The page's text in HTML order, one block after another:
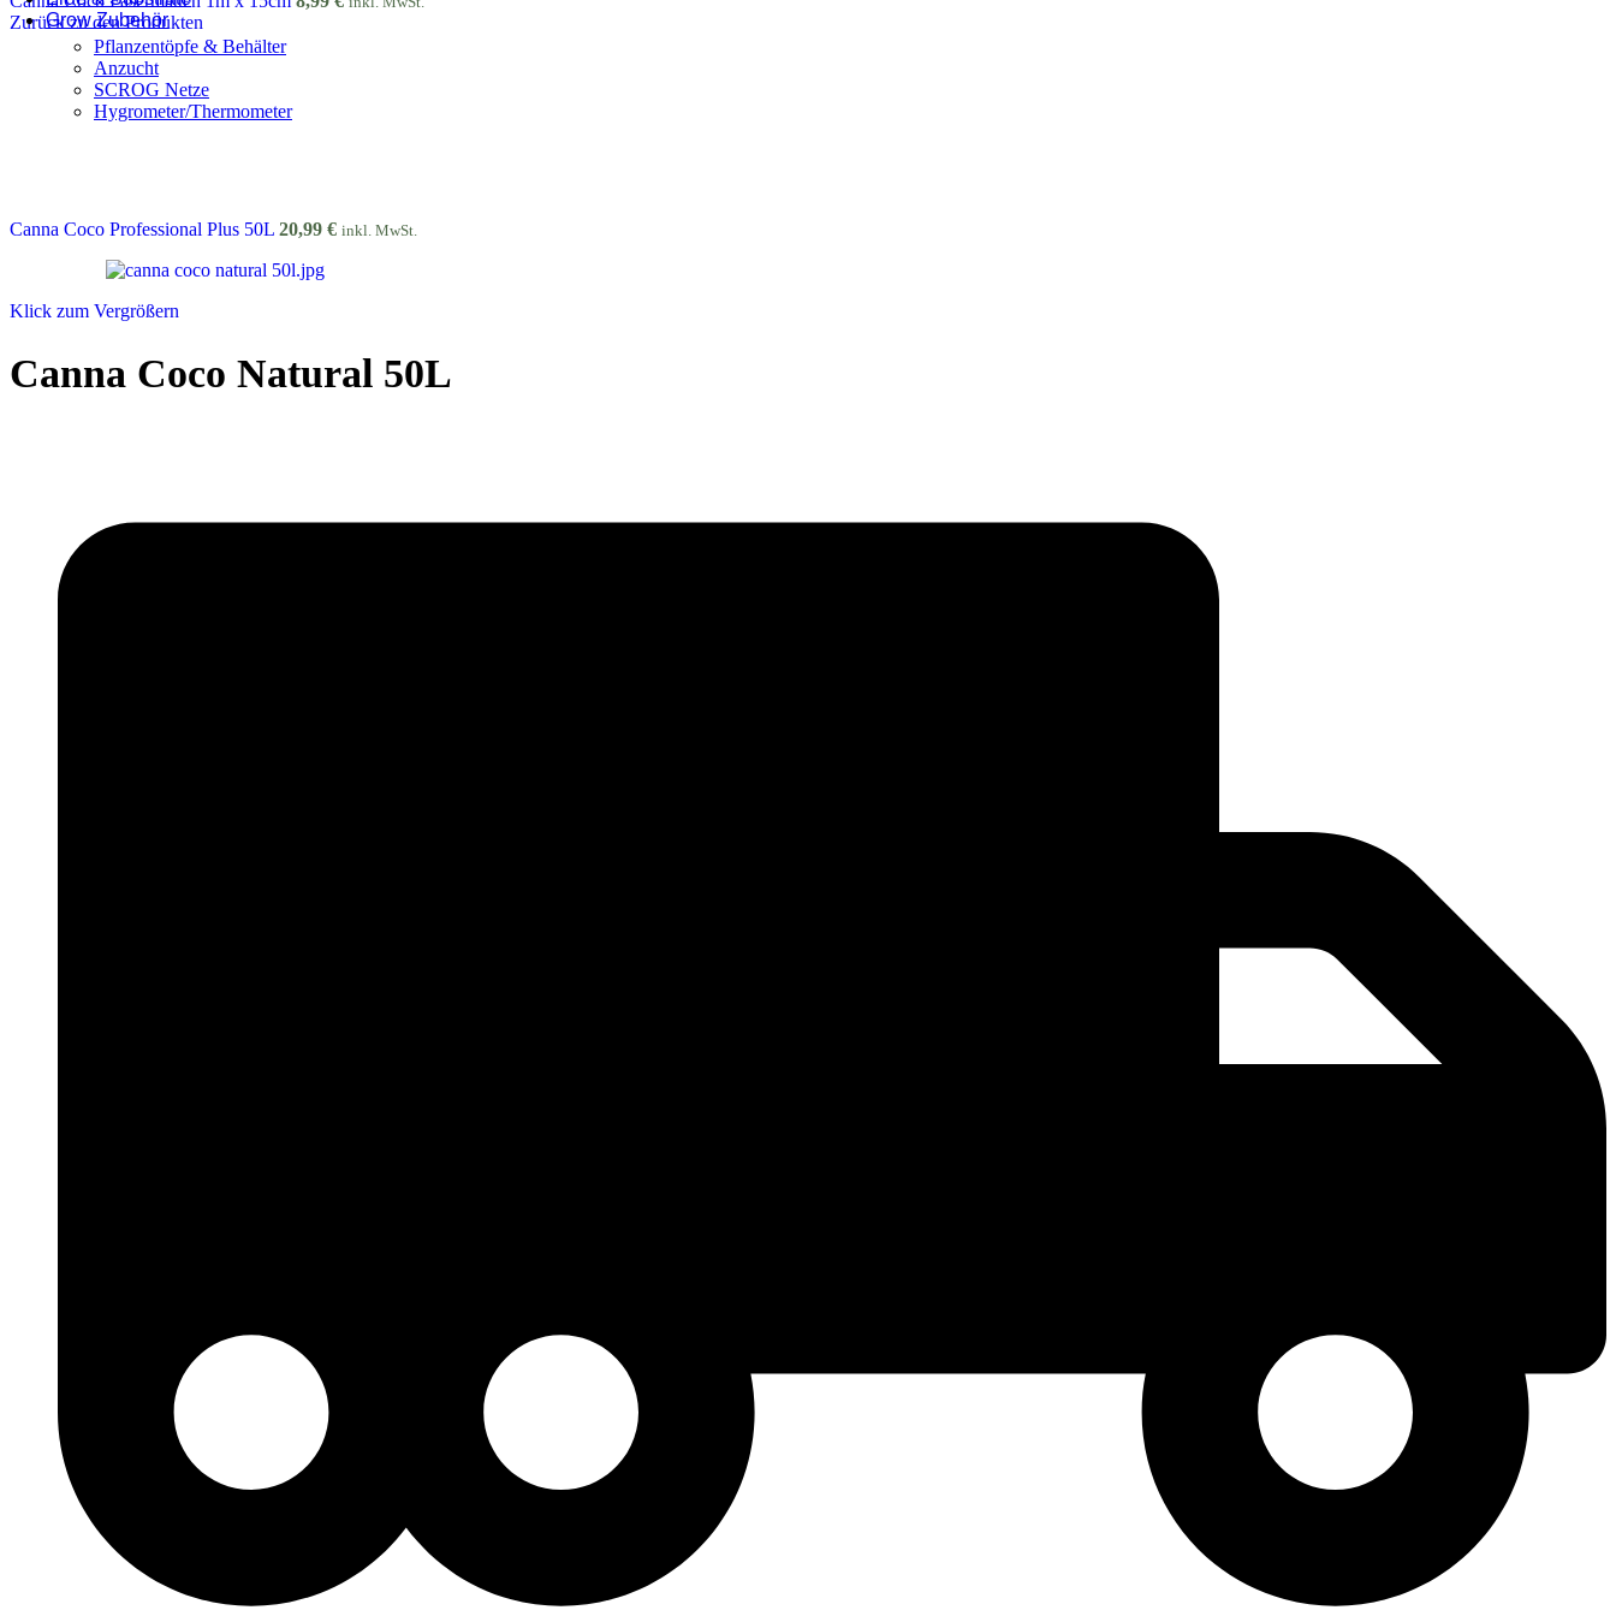
Grow Zubehör
Pflanzentöpfe & Behälter
Anzucht
SCROG Netze
Hygrometer/Thermometer
Zurück zu den Produkten
Canna Coco Professional Plus 50L 20,99 € inkl. MwSt.
Klick zum Vergrößern
Canna Coco Natural 50L